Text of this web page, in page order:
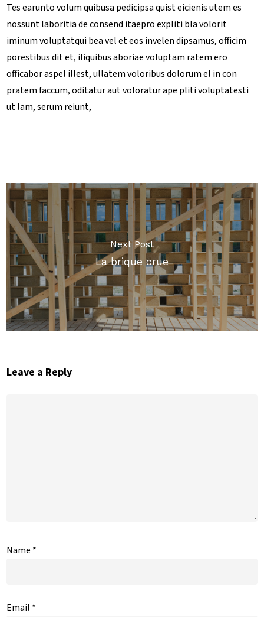
Tes earunto volum quibusa pedicipsa quist eicienis utem es
nossunt laboritia de consend itaepro expliti bla volorit
iminum voluptatqui bea vel et eos invelen dipsamus, officim
porestibus dit et, iliquibus aboriae voluptam ratem ero
officabor aspel illest, ullatem voloribus dolorum el in con
pratem faccum, oditatur aut voloratur ape pliti voluptatesti
ut lam, serum reiunt,
Next Post
La brique crue
Leave a Reply
Name *
Email *